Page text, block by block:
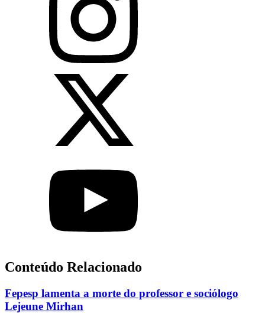
Conteúdo Relacionado
Fepesp lamenta a morte do professor e sociólogo
Lejeune Mirhan